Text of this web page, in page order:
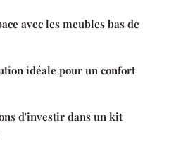
avec les meubles bas de
idéale pour un confort
d'investir dans un kit